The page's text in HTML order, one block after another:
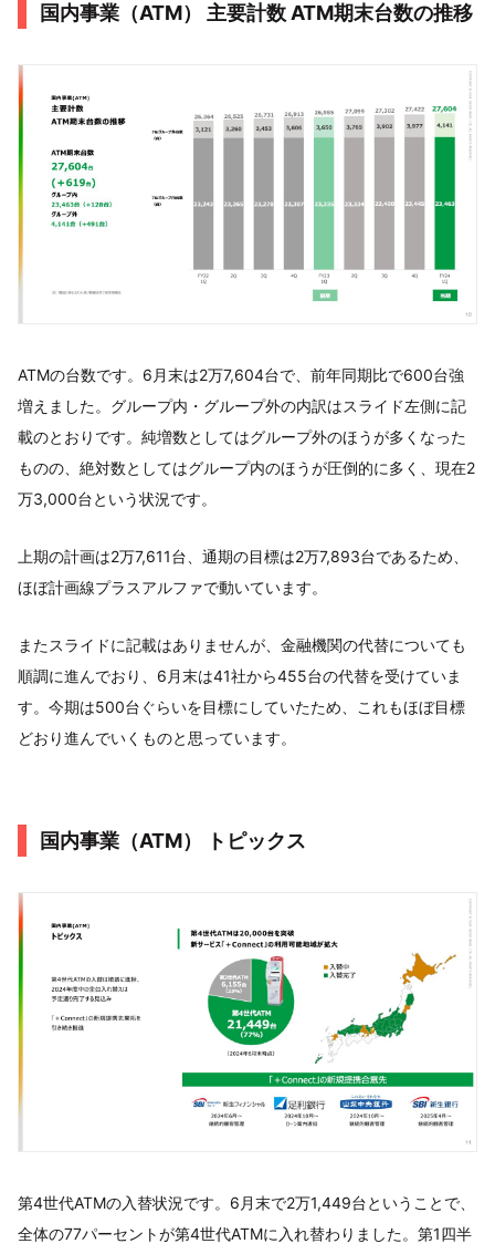
国内事業（ATM） 主要計数 ATM期末台数の推移
ATMの台数です。6月末は2万7,604台で、前年同期比で600台強
増えました。グループ内・グループ外の内訳はスライド左側に記
載のとおりです。純増数としてはグループ外のほうが多くなった
ものの、絶対数としてはグループ内のほうが圧倒的に多く、現在2
万3,000台という状況です。
上期の計画は2万7,611台、通期の目標は2万7,893台であるため、
ほぼ計画線プラスアルファで動いています。
またスライドに記載はありませんが、金融機関の代替についても
順調に進んでおり、6月末は41社から455台の代替を受けていま
す。今期は500台ぐらいを目標にしていたため、これもほぼ目標
どおり進んでいくものと思っています。
国内事業（ATM） トピックス
第4世代ATMの入替状況です。6月末で2万1,449台ということで、
全体の77パーセントが第4世代ATMに入れ替わりました。第1四半